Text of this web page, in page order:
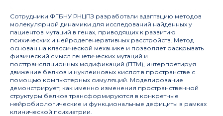
Сотрудники ФГБНУ РНЦПЗ разработали адаптацию методов
молекулярной динамики для исследований найденных у
пациентов мутаций в генах, приводящих к развитию
психических и нейродегенеративных расстройств. Метод
основан на классической механике и позволяет раскрывать
физический смысл генетических мутаций и
посттрансляционных модификаций (ПТМ), интерпретируя
движение белков и нуклеиновых кислот в пространстве с
помощью компьютерных симуляций. Моделирование
демонстрирует, как именно изменения пространственной
структуры белков трансформируются в конкретные
нейробиологические и функциональные дефициты в рамках
клинической психиатрии.